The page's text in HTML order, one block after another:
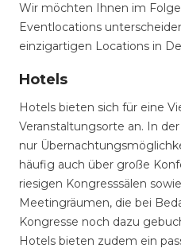
Wir möchten Ihnen im
Eventlocations
einzigartigen Locations in
Hotels
Hotels bieten sich für eine
Veranstaltungsorte an. In
nur
häufig auch über große
riesigen Kongresssälen
Meetingräumen, die bei
Kongresse noch dazu
Hotels bieten zudem ein